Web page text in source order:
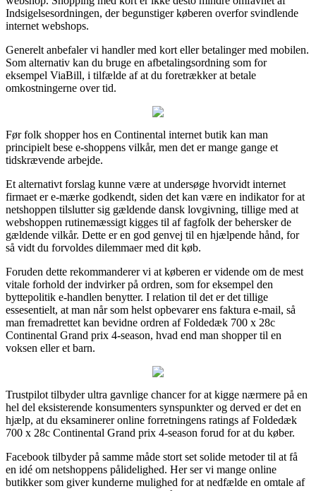
Indsigelsesordningen, der begunstiger køberen overfor svindlende
internet webshops.
Generelt anbefaler vi handler med kort eller betalinger med mobilen.
Som alternativ kan du bruge en afbetalingsordning som for
eksempel ViaBill, i tilfælde af at du foretrækker at betale
omkostningerne over tid.
Før folk shopper hos en Continental internet butik kan man
principielt bese e-shoppens vilkår, men det er mange gange et
tidskrævende arbejde.
Et alternativt forslag kunne være at undersøge hvorvidt internet
firmaet er e-mærke godkendt, siden det kan være en indikator for at
netshoppen tilslutter sig gældende dansk lovgivning, tillige med at
webshoppen rutinemæssigt kigges til af fagfolk der behersker de
gældende vilkår. Dette er en god genvej til en hjælpende hånd, for
så vidt du forvoldes dilemmaer med dit køb.
Foruden dette rekommanderer vi at køberen er vidende om de mest
vitale forhold der indvirker på ordren, som for eksempel den
byttepolitik e-handlen benytter. I relation til det er det tillige
essesentielt, at man når som helst opbevarer ens faktura e-mail, så
man fremadrettet kan bevidne ordren af Foldedæk 700 x 28c
Continental Grand prix 4-season, hvad end man shopper til en
voksen eller et barn.
Trustpilot tilbyder ultra gavnlige chancer for at kigge nærmere på en
hel del eksisterende konsumenters synspunkter og derved er det en
hjælp, at du eksaminerer online forretningens ratings af Foldedæk
700 x 28c Continental Grand prix 4-season forud for at du køber.
Facebook tilbyder på samme måde stort set solide metoder til at få
en idé om netshoppens pålidelighed. Her ser vi mange online
butikker som giver kunderne mulighed for at nedfælde en omtale af